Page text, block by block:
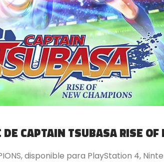
CAPTAIN TSUBASA RISE
disponible para PlayStation 4,